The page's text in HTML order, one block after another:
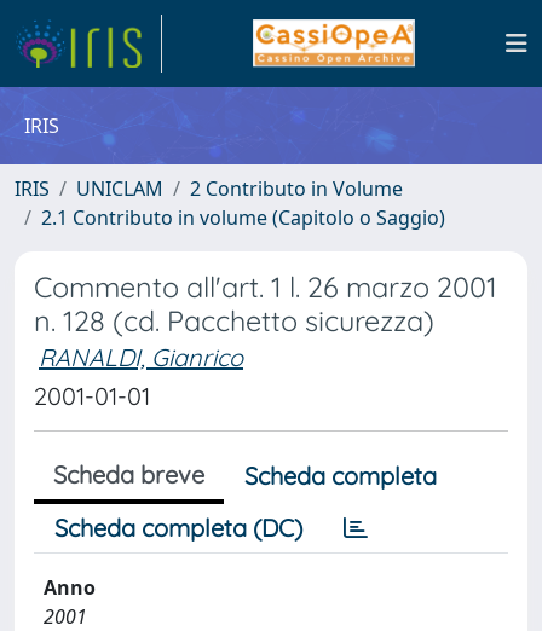
IRIS
IRIS UNICLAM
2 Contributo in Volume
2.1 Contributo in volume (Capitolo o Saggio)
Commento all'art. 1 l. 26 marzo 2001
n. 128 (cd. Pacchetto sicurezza)
RANALDI, Gianrico
2001-01-01
Scheda breve
Scheda completa
Scheda completa (DC)
Anno
2001